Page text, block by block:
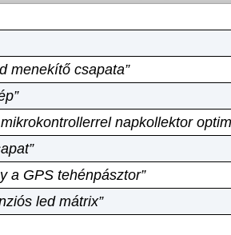
menekítő csapata”
napkollektor
a GPS tehénpásztor”
led mátrix”